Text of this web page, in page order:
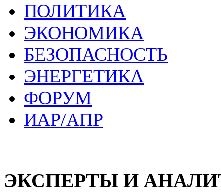
ПОЛИТИКА
ЭКОНОМИКА
БЕЗОПАСНОСТЬ
ЭНЕРГЕТИКА
ФОРУМ
ИАР/АПР
ЭКСПЕРТЫ И